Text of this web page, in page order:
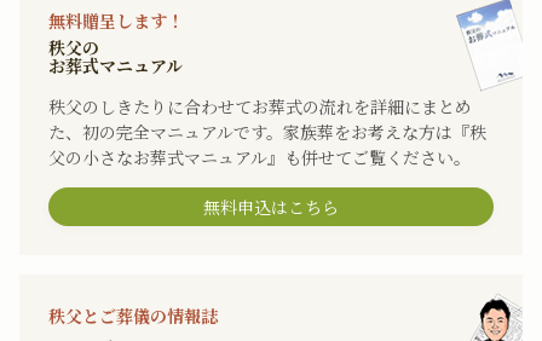
無料贈呈します！
秩父の
お葬式マニュアル
秩父のしきたりに合わせてお葬式の流れを詳細にまとめ
た、初の完全マニュアルです。家族葬をお考えな方は『秩
父の小さなお葬式マニュアル』も併せてご覧ください。
無料申込はこちら
秩父とご葬儀の情報誌